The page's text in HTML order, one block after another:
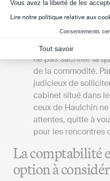
Vous avez la liberté de les
Lire notre politique relative aux
Consentements
Tout savoir
les rendez-vous en
comptable, il serait
soit situé à
de votre domicile.
ne pas sacrifier la
de la commodité.
judicieux de
cabinet situé dans
ceux de Haulchin
attentes, quitte à
pour les rencontres
La comptabilité
option à